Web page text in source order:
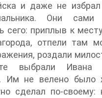
и даже не
Они сами
сего: приплыв к
отпели там
роздали
выбрали
Им не велено было
сделал по-своему: